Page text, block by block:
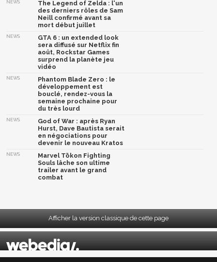
NEWS
The Legend of Zelda : l'un
des derniers rôles de Sam
Neill confirmé avant sa
mort début juillet
NEWS
GTA 6 : un extended look
sera diffusé sur Netflix fin
août, Rockstar Games
surprend la planète jeu
vidéo
NEWS
Phantom Blade Zero : le
développement est
bouclé, rendez-vous la
semaine prochaine pour
du très lourd
NEWS
God of War : après Ryan
Hurst, Dave Bautista serait
en négociations pour
devenir le nouveau Kratos
NEWS
Marvel Tōkon Fighting
Souls lâche son ultime
trailer avant le grand
combat
Afficher la version classique de cette page